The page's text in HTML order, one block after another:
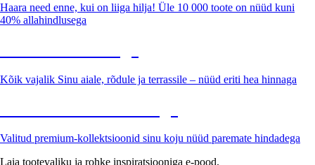
Haara need enne, kui on liiga hilja! Üle 10 000 toote on nüüd kuni
40% allahindlusega
Kõik vajalik Sinu aiale, rõdule ja terrassile – nüüd eriti hea hinnaga
Valitud premium-kollektsioonid sinu koju nüüd paremate hindadega
Laia tootevaliku ja rohke inspiratsiooniga e-pood.